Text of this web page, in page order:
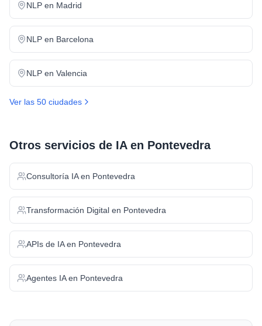
NLP en Madrid
NLP en Barcelona
NLP en Valencia
Ver las 50 ciudades
Otros servicios de IA en Pontevedra
Consultoría IAen Pontevedra
Transformación Digital en Pontevedra
APIs de IAen Pontevedra
Agentes IAen Pontevedra